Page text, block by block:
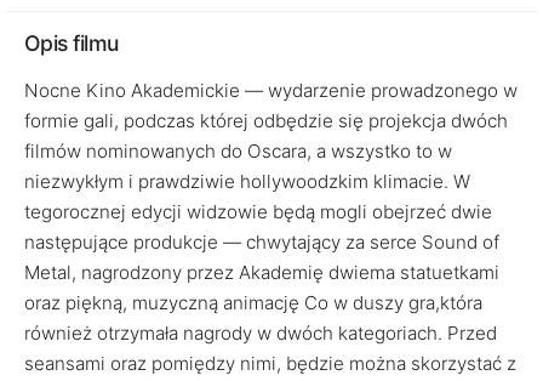
Opis filmu
Nocne Kino Akademickie — wydarzenie prowadzonego w
formie gali, podczas której odbędzie się projekcja dwóch
filmów nominowanych do Oscara, a wszystko to w
niezwykłym i prawdziwie hollywoodzkim klimacie. W
tegorocznej edycji widzowie będą mogli obejrzeć dwie
następujące produkcje — chwytający za serce Sound of
Metal, nagrodzony przez Akademię dwiema statuetkami
oraz piękną, muzyczną animację Co w duszy gra,która
również otrzymała nagrody w dwóch kategoriach. Przed
seansami oraz pomiędzy nimi, będzie można skorzystać z